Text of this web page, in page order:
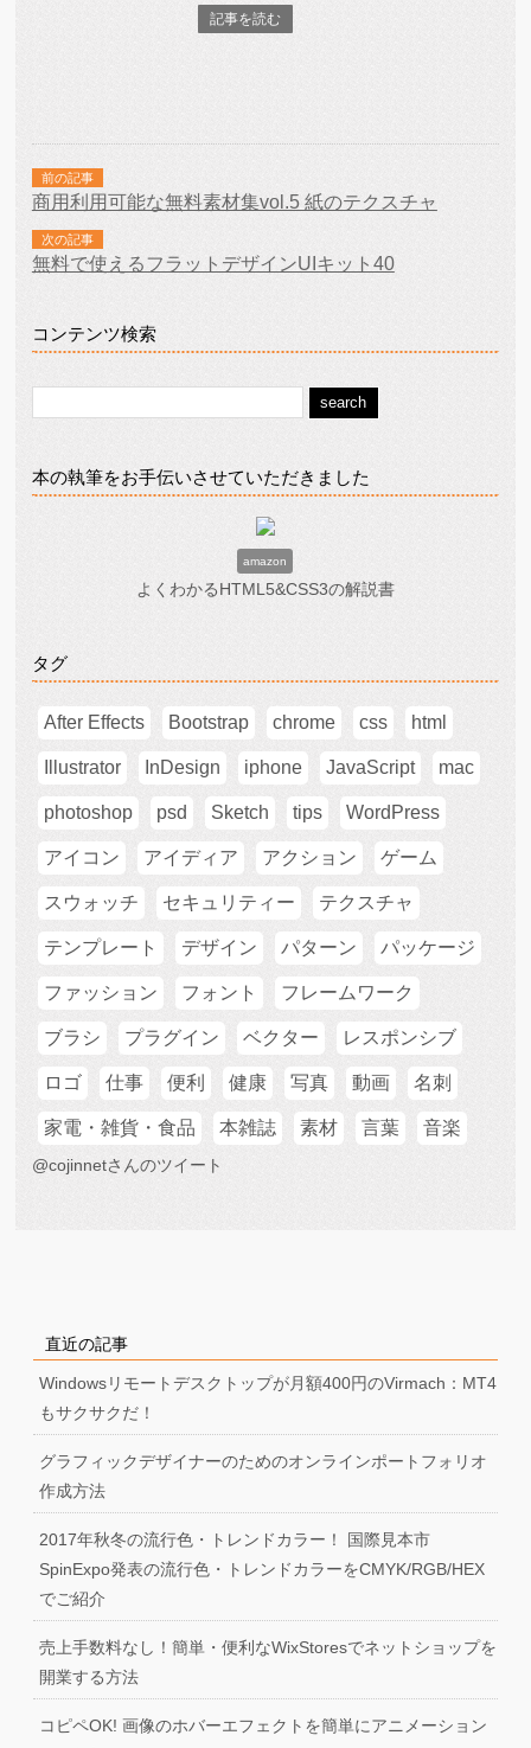
記事を読む
前の記事
商用利用可能な無料素材集vol.5 紙のテクスチャ
次の記事
無料で使えるフラットデザインUIキット40
コンテンツ検索
本の執筆をお手伝いさせていただきました
amazon
よくわかるHTML5&CSS3の解説書
タグ
After Effects Bootstrap chrome css html
Illustrator InDesign iphone JavaScript mac
photoshop psd Sketch tips WordPress
アイコン アイディア アクション ゲーム
スウォッチ セキュリティー テクスチャ
テンプレート デザイン パターン パッケージ
ファッション フォント フレームワーク
ブラシ プラグイン ベクター レスポンシブ
ロゴ 仕事 便利 健康 写真 動画 名刺
家電・雑貨・食品 本雑誌 素材 言葉 音楽
@cojinnetさんのツイート
直近の記事
Windowsリモートデスクトップが月額400円のVirmach：MT4
もサクサクだ！
グラフィックデザイナーのためのオンラインポートフォリオ
作成方法
2017年秋冬の流行色・トレンドカラー！ 国際見本市
SpinExpo発表の流行色・トレンドカラーをCMYK/RGB/HEX
でご紹介
売上手数料なし！簡単・便利なWixStoresでネットショップを
開業する方法
コピペOK! 画像のホバーエフェクトを簡単にアニメーション